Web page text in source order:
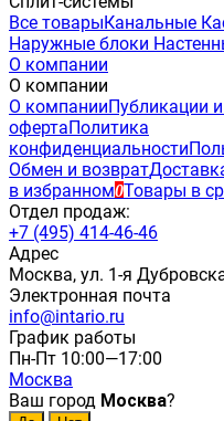
Все товарыКанальные
Наружные блоки
О компании
О компании
О компанииПубликации
офертаПолитика
конфиденциальности
Обмен и возврат
в избранном0Товары в
Отдел продаж:
+7 (495) 414-46-46
Адрес
Москва, ул. 1-я
Электронная почта
info@intario.ru
График работы
Пн-Пт 10:00—17:00
Москва
Ваш город Москва?